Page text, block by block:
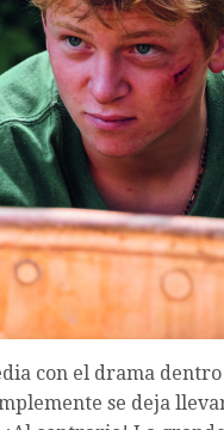
con el drama
se deja